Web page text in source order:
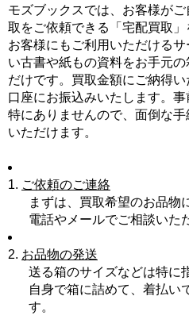
モズブックスでは、お客様が
取をご依頼できる「宅配買取
お客様にもご利用いただける
い古書や紙もの資料をお手元
だけです。買取金額にご納得
口座にお振込みいたします。
特にありませんので、面倒な
いただけます。
1. ご依頼のご連絡
まずは、買取希望のお品物
電話やメールでご相談いた
2. お品物の発送
送る箱のサイズなどは特に
自身で箱に詰めて、着払い
す。